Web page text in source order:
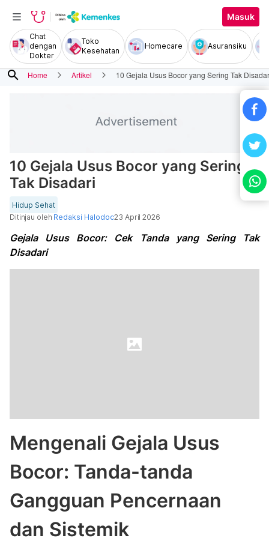
Masuk
Chat
dengan
Dokter
Toko
Kesehatan
Homecare Asuransiku
search Home Artikel 10 Gejala Usus Bocor yang Sering Tak
10 Gejala Usus Bocor yang Sering
Tak Disadari
Hidup Sehat
Ditinjau oleh Redaksi Halodoc23 April 2026
Gejala Usus Bocor: Cek Tanda yang Sering Tak
Disadari
Mengenali Gejala Usus
Bocor: Tanda-tanda
Gangguan Pencernaan
dan Sistemik